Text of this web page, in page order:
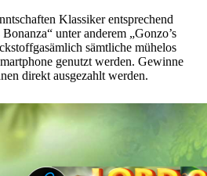
Klassiker entsprechend
unter anderem „Gonzo’s
sämtliche mühelos
genutzt werden. Gewinne
direkt ausgezahlt werden.